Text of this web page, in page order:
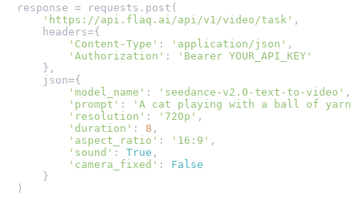
response = requests.post(
'https://api.flaq.ai/api/v1/video/task' ,
    headers={
'Content-Type' : 'application/json' ,
'Authorization' :
'Bearer YOUR_API_KEY'
    },
    json={
'model_name' : 'seedance-v2.0-text-to-video' ,
'prompt' :
'A cat playing with a ball of yarn
'resolution' : '720p' ,
'duration' : 8 ,
'aspect_ratio' : '16:9' ,
'sound' : True ,
'camera_fixed' : False
    }
)